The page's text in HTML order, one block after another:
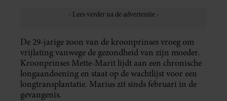
De 29-jarige zoon van de kroonprinses vroeg om
vrijlating vanwege de gezondheid van zijn moeder.
Kroonprinses Mette-Marit lijdt aan een chronische
longaandoening en staat op de wachtlijst voor een
longtransplantatie. Marius zit sinds februari in de
gevangenis.